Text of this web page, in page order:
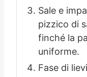
Sale e
pizzico di
finché la
uniforme.
Fase di